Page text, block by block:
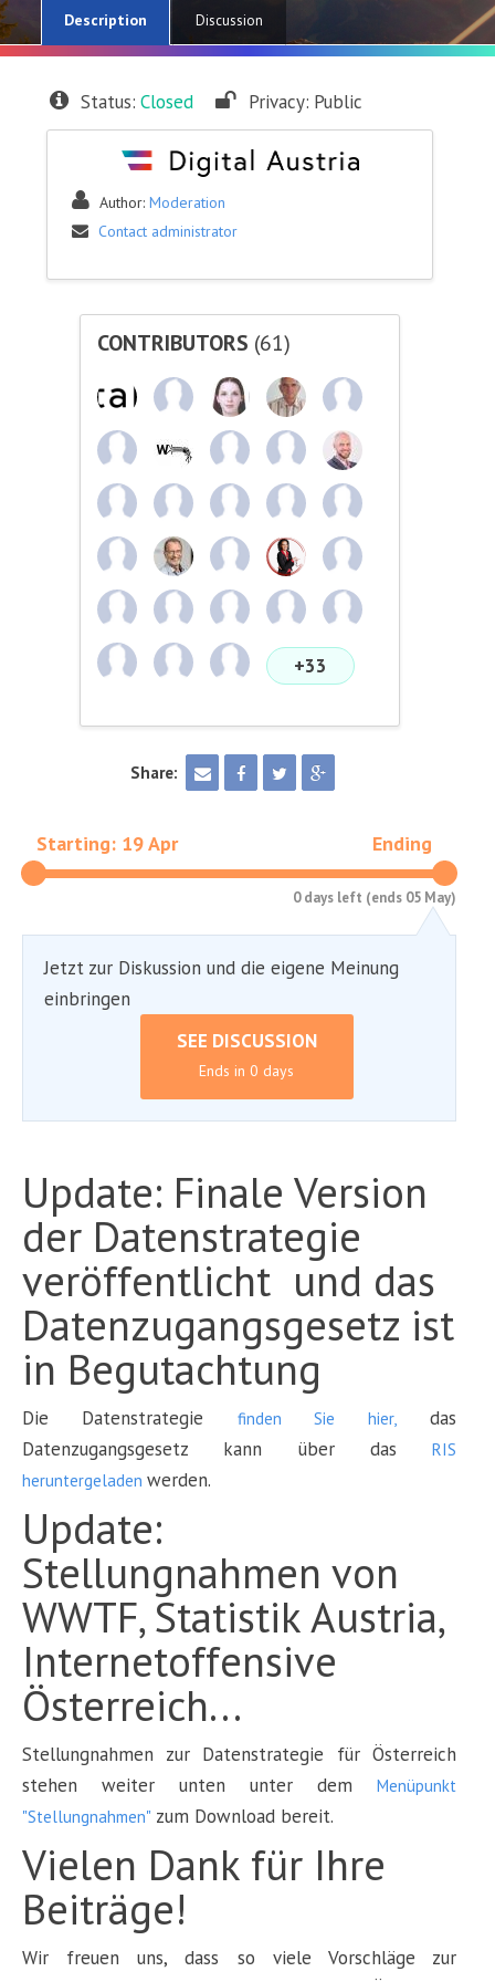
Description Discussion
Starting: 19 Apr Ending
0 days left (ends 05 May)
Jetzt zur Diskussion und die eigene Meinung
einbringen
SEE DISCUSSION
Ends in 0 days
Update: Finale Version
der Datenstrategie
veröffentlicht und das
Datenzugangsgesetz ist
in Begutachtung
Die Datenstrategie finden Sie hier,das
Datenzugangsgesetz kann über das RIS
heruntergeladen werden.
Update:
Stellungnahmen von
WWTF, Statistik Austria,
Internetoffensive
Österreich...
Stellungnahmen zur Datenstrategie für Österreich
stehen weiter unten unter dem Menüpunkt
"Stellungnahmen" zum Download bereit.
Vielen Dank für Ihre
Beiträge!
Wir freuen uns, dass so viele Vorschläge zur
Status: Closed Privacy: Public
Author: Moderation
Contact administrator
CONTRIBUTORS (61)
+33
Share: